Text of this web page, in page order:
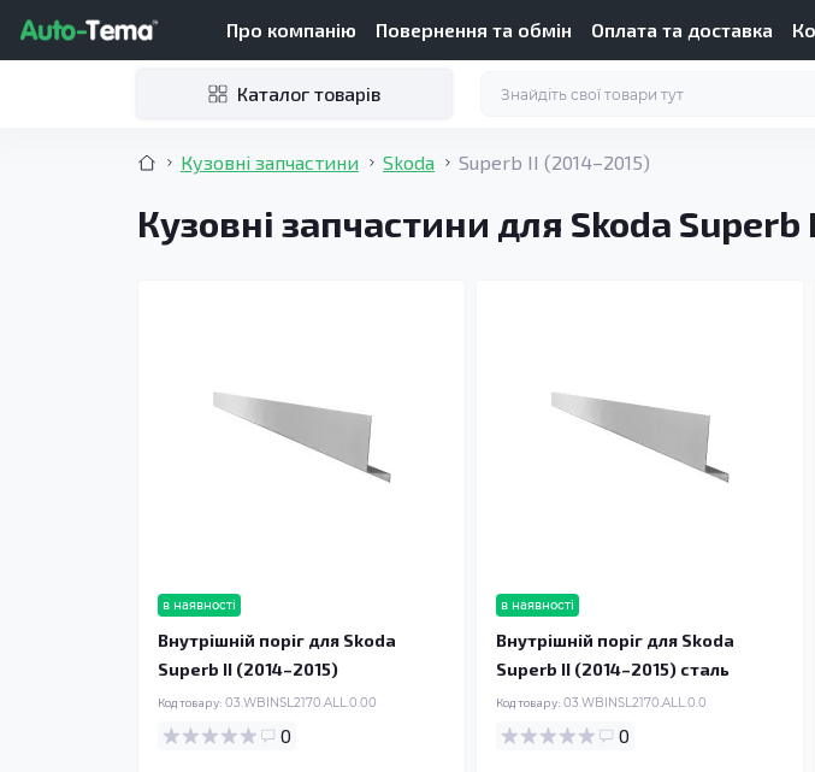
Про компанію Повернення та обмін Оплата та доставка
Каталог товарів
Кузовні запчастини Skoda Superb II (2014–2015)
Кузовні запчастини для Skoda Superb
в наявності
Внутрішній поріг для Skoda
Superb II (2014–2015)
Код товару: 03.WBINSL2170.ALL.0.00
0
в наявності
Внутрішній поріг для Skoda
Superb II (2014–2015) сталь
Код товару: 03.WBINSL2170.ALL.0.0
0